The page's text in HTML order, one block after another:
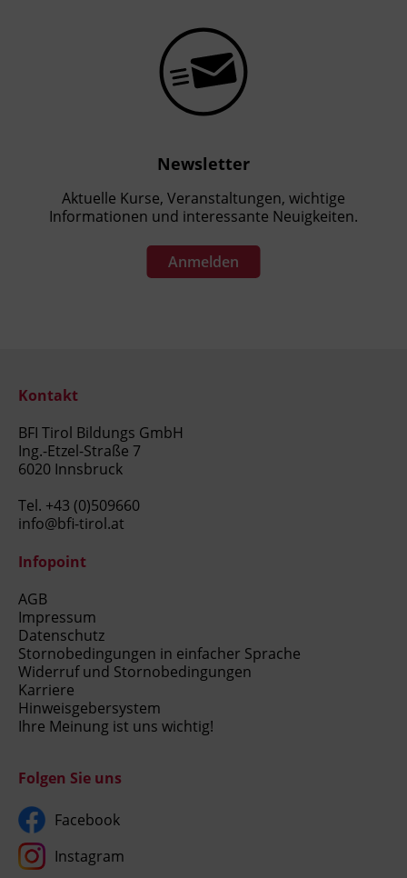
Newsletter
Aktuelle Kurse, Veranstaltungen, wichtige
Informationen und interessante Neuigkeiten.
Anmelden
Kontakt
BFI Tirol Bildungs GmbH
Ing.-Etzel-Straße 7
6020 Innsbruck
Tel. +43 (0)509660
info@bfi-tirol.at
Infopoint
AGB
Impressum
Datenschutz
Stornobedingungen in einfacher Sprache
Widerruf und Stornobedingungen
Karriere
Hinweisgebersystem
Ihre Meinung ist uns wichtig!
Folgen Sie uns
Facebook
Instagram